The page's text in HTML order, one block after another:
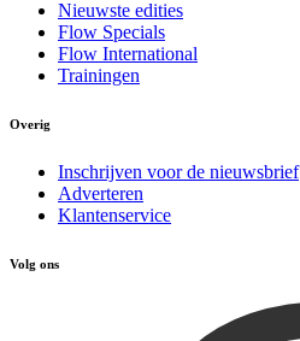
Nieuwste edities
Flow Specials
Flow International
Trainingen
Overig
Inschrijven voor de nieuwsbrief
Adverteren
Klantenservice
Volg ons